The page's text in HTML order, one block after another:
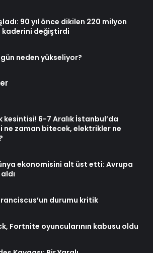
90 yıl önce dikilen 220 milyon
kaderini değiştirdi
neden yükseliyor?
6-7 Aralık İstanbul’da
ne zaman bitecek, elektrikler ne
ekonomisini alt üst etti: Avrupa
durumu kritik
Fortnite oyuncularının kabusu oldu